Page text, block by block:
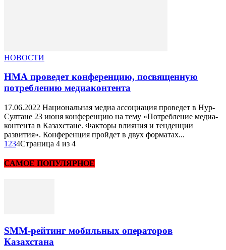
НОВОСТИ
НМА проведет конференцию, посвященную
потреблению медиаконтента
17.06.2022 Национальная медиа ассоциация проведет в Нур-
Султане 23 июня конференцию на тему «Потребление медиа-
контента в Казахстане. Факторы влияния и тенденции
развития». Конференция пройдет в двух форматах...
1 234Страница 4 из 4
САМОЕ ПОПУЛЯРНОЕ
SMM-рейтинг мобильных операторов
Казахстана